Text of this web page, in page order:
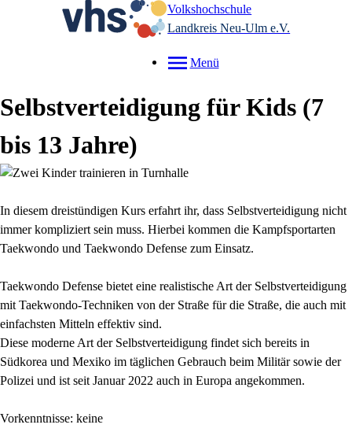
Volkshochschule
Landkreis Neu-Ulm e.V.
Menü
Selbstverteidigung für Kids (7
bis 13 Jahre)
In diesem dreistündigen Kurs erfahrt ihr, dass Selbstverteidigung nicht
immer kompliziert sein muss. Hierbei kommen die Kampfsportarten
Taekwondo und Taekwondo Defense zum Einsatz.
Taekwondo Defense bietet eine realistische Art der Selbstverteidigung
mit Taekwondo-Techniken von der Straße für die Straße, die auch mit
einfachsten Mitteln effektiv sind.
Diese moderne Art der Selbstverteidigung findet sich bereits in
Südkorea und Mexiko im täglichen Gebrauch beim Militär sowie der
Polizei und ist seit Januar 2022 auch in Europa angekommen.
Vorkenntnisse: keine